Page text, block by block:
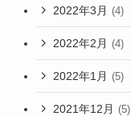
2022年3月 (4)
2022年2月 (4)
2022年1月 (5)
2021年12月 (5)